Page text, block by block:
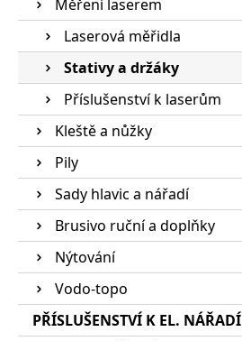
Měření laserem
Laserová měřidla
Stativy a držáky
Příslušenství k laserům
Kleště a nůžky
Pily
Sady hlavic a nářadí
Brusivo ruční a doplňky
Nýtování
Vodo-topo
PŘÍSLUŠENSTVÍ K EL. NÁŘADÍ